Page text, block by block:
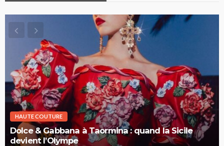
HAUTE COUTURE
Dolce & Gabbana à Taormina : quand la Sicile
devient l’Olympe